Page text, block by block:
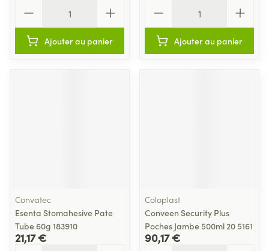
Ajouter au panier Ajouter au panier
Convatec
Esenta Stomahesive Pate
Tube 60g 183910
21,17 €
Coloplast
Conveen Security Plus
Poches Jambe 500ml 20 5161
90,17 €